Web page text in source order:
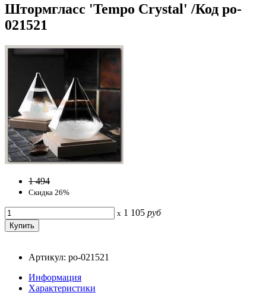
Штормгласс 'Tempo Сrystal' /Код po-
021521
1 494
Скидка 26%
x 1 105 руб
Артикул: po-021521
Информация
Характеристики